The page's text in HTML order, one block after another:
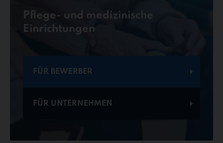
Pflege- und medizinische
Einrichtungen
FÜR BEWERBER
FÜR UNTERNEHMEN